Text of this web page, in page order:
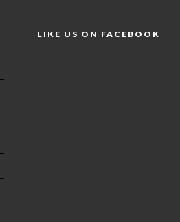
LIKE US ON FACEBOOK